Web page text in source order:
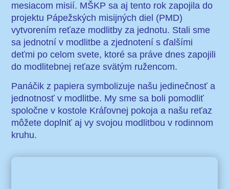
mesiacom misií. MŠKP sa aj tento rok zapojila do
projektu Pápežských misijných diel (PMD)
vytvorením reťaze modlitby za jednotu. Stali sme
sa jednotní v modlitbe a zjednotení s ďalšími
deťmi po celom svete, ktoré sa práve dnes zapojili
do modlitebnej reťaze svätým ružencom.
Panáčik z papiera symbolizuje našu jedinečnosť a
jednotnosť v modlitbe. My sme sa boli pomodliť
spoločne v kostole Kráľovnej pokoja a našu reťaz
môžete doplniť aj vy svojou modlitbou v rodinnom
kruhu.